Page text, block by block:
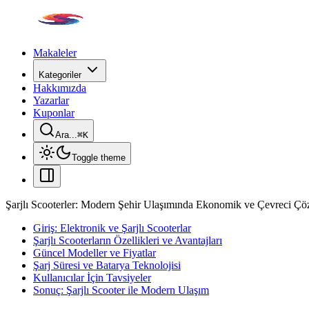
Makaleler
Kategoriler
Hakkımızda
Yazarlar
Kuponlar
Ara...⌘K
Toggle theme
Şarjlı Scooterler: Modern Şehir Ulaşımında Ekonomik ve Çevreci
Giriş: Elektronik ve Şarjlı Scooterlar
Şarjlı Scooterların Özellikleri ve Avantajları
Güncel Modeller ve Fiyatlar
Şarj Süresi ve Batarya Teknolojisi
Kullanıcılar İçin Tavsiyeler
Sonuç: Şarjlı Scooter ile Modern Ulaşım